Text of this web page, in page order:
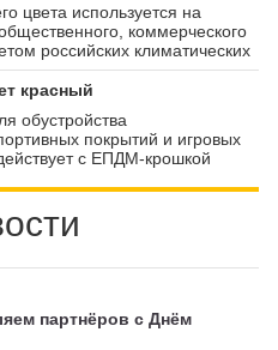
цвета используется на
коммерческого
российских климатических
с резиновой крошкой.
красный
обустройства
покрытий и игровых
с ЕПДМ-крошкой
спустя 3-5 дней
с мелкой крошкой в
партнёров с Днём